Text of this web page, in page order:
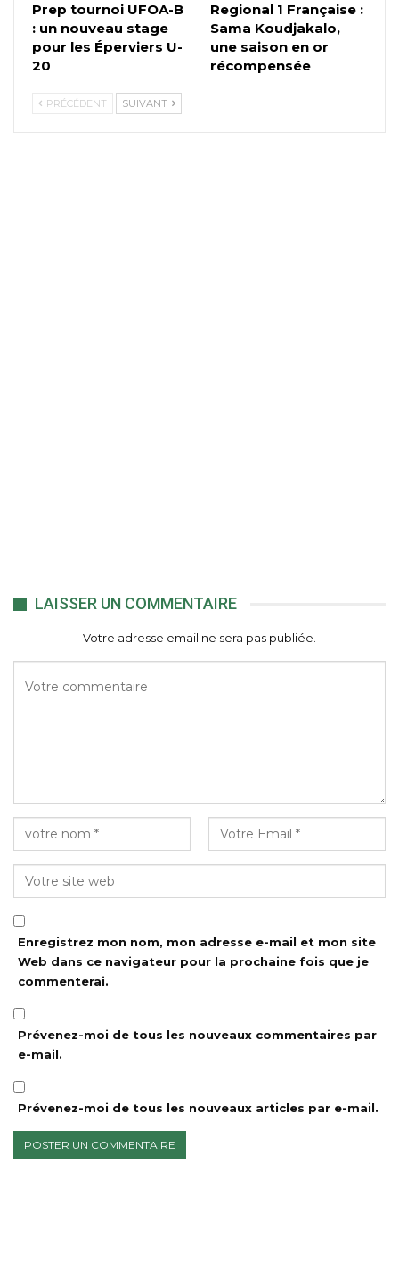
Prep tournoi UFOA-B
: un nouveau stage
pour les Éperviers U-
20
Regional 1 Française :
Sama Koudjakalo,
une saison en or
récompensée
PRÉCÉDENT SUIVANT
LAISSER UN COMMENTAIRE
Votre adresse email ne sera pas publiée.
Enregistrez mon nom, mon adresse e-mail et mon site
Web dans ce navigateur pour la prochaine fois que je
commenterai.
Prévenez-moi de tous les nouveaux commentaires par
e-mail.
Prévenez-moi de tous les nouveaux articles par e-mail.